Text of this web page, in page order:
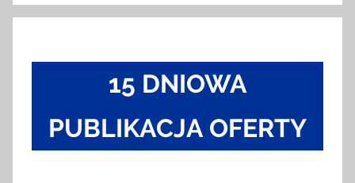
15 DNIOWA
PUBLIKACJA OFERTY